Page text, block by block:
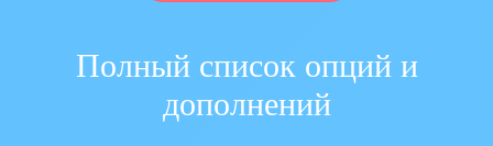
Полный список опций и
дополнений